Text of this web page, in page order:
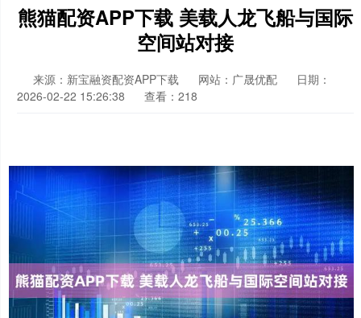
熊猫配资APP下载 美载人龙飞船与国际
空间站对接
来源：新宝融资配资APP下载 网站：广晟优配
日期：
2026-02-22 15:26:38
查看：218